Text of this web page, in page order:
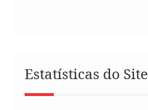
Estatísticas do Site